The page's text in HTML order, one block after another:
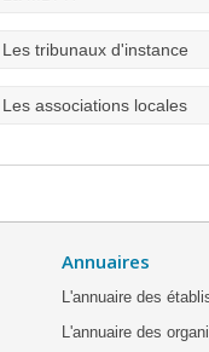
Les tribunaux d'instance
Les associations locales
Annuaires
L'annuaire des
L'annuaire des